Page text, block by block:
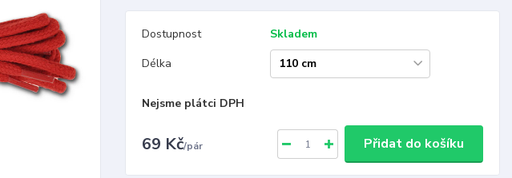
Dostupnost
Skladem
Délka
Nejsme plátci DPH
69 Kč/pár Přidat do košíku